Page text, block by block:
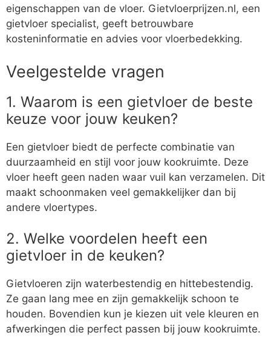
eigenschappen van de vloer. Gietvloerprijzen.nl, een
gietvloer specialist, geeft betrouwbare
kosteninformatie en advies voor vloerbedekking.
Veelgestelde vragen
1. Waarom is een gietvloer de beste
keuze voor jouw keuken?
Een gietvloer biedt de perfecte combinatie van
duurzaamheid en stijl voor jouw kookruimte. Deze
vloer heeft geen naden waar vuil kan verzamelen. Dit
maakt schoonmaken veel gemakkelijker dan bij
andere vloertypes.
2. Welke voordelen heeft een
gietvloer in de keuken?
Gietvloeren zijn waterbestendig en hittebestendig.
Ze gaan lang mee en zijn gemakkelijk schoon te
houden. Bovendien kun je kiezen uit vele kleuren en
afwerkingen die perfect passen bij jouw kookruimte.